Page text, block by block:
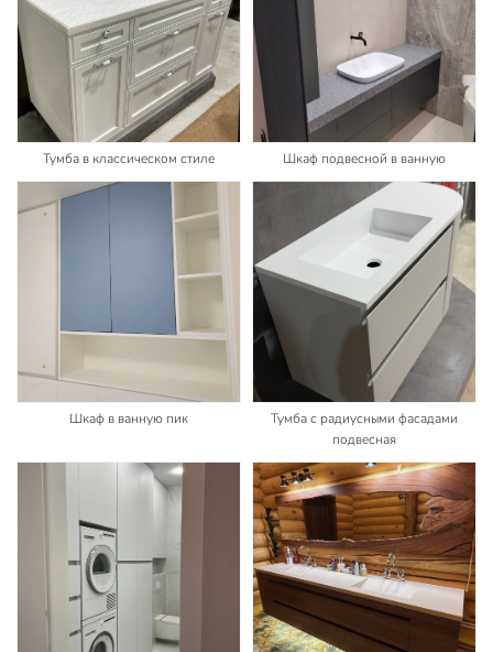
Тумба в классическом стиле Шкаф подвесной в ванную
Шкаф в ванную пик
Тумба с радиусными фасадами
подвесная